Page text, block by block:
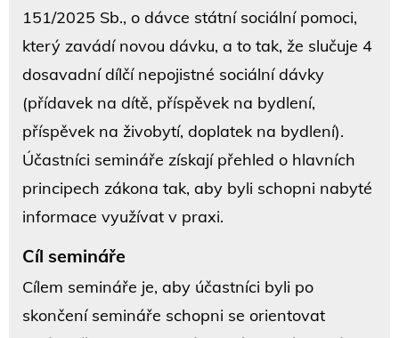
151/2025 Sb., o dávce státní sociální pomoci,
který zavádí novou dávku, a to tak, že slučuje 4
dosavadní dílčí nepojistné sociální dávky
(přídavek na dítě, příspěvek na bydlení,
příspěvek na živobytí, doplatek na bydlení).
Účastníci semináře získají přehled o hlavních
principech zákona tak, aby byli schopni nabyté
informace využívat v praxi.
Cíl semináře
Cílem semináře je, aby účastníci byli po
skončení semináře schopni se orientovat